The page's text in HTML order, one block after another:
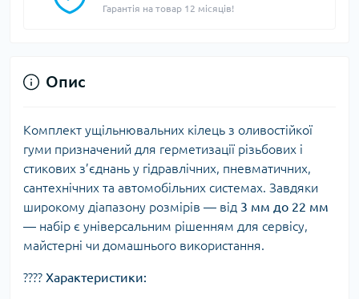
Гарантія на товар 12 місяців!
Опис
Комплект ущільнювальних кілець з оливостійкої
гуми призначений для герметизації різьбових і
стикових з’єднань у гідравлічних, пневматичних,
сантехнічних та автомобільних системах. Завдяки
широкому діапазону розмірів — від 3 мм до 22 мм
— набір є універсальним рішенням для сервісу,
майстерні чи домашнього використання.
???? Характеристики: